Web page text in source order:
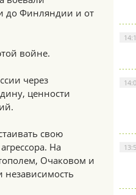
до Финляндии и от
войне.
через
ценности
свою
На
Очаковом и